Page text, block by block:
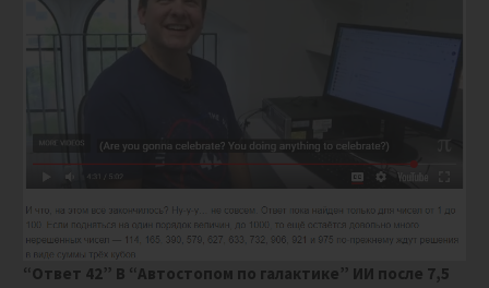
“Ответ 42” В “Автостопом по галактике” ИИ после 7,5